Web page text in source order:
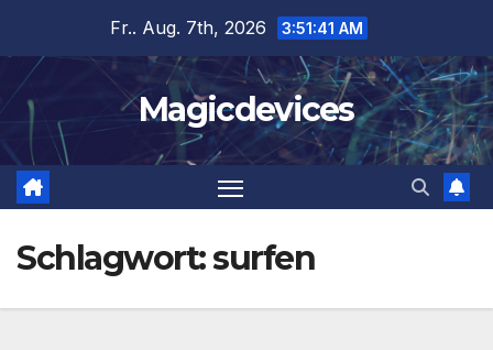
springen
Fr.. Aug. 7th, 2026 3:51:42 AM
Magicdevices
Schlagwort:surfen